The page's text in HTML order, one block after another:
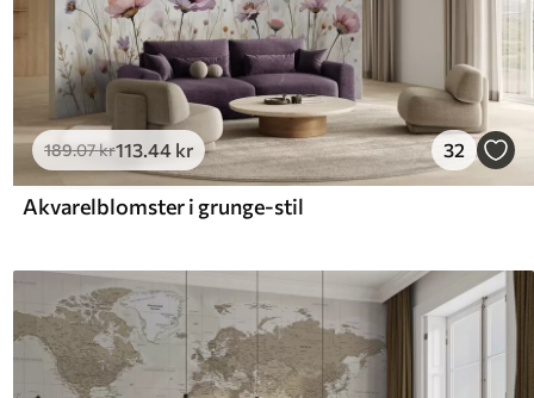
189.07kr113.44 kr 32
Akvarelblomster i grunge-stil